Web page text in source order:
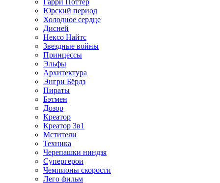
Гарри Поттер
Юрский период
Холодное сердце
Дисней
Нексо Найтс
Звездные войны
Принцессы
Эльфы
Архитектура
Энгри Бёрдз
Пираты
Бэтмен
Дозор
Креатор
Креатор 3в1
Мстители
Техника
Черепашки ниндзя
Супергерои
Чемпионы скорости
Лего фильм